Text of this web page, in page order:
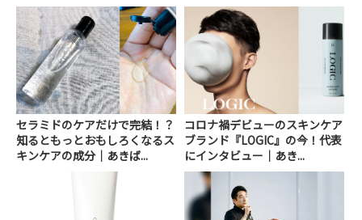
セラミドのケアだけで完結！？
知るともっとおもしろくなるス
キンケアの成分｜あきば...
コロナ禍デビューのスキンケア
ブランド『LOGIC』の今！代表
にインタビュー｜あき...